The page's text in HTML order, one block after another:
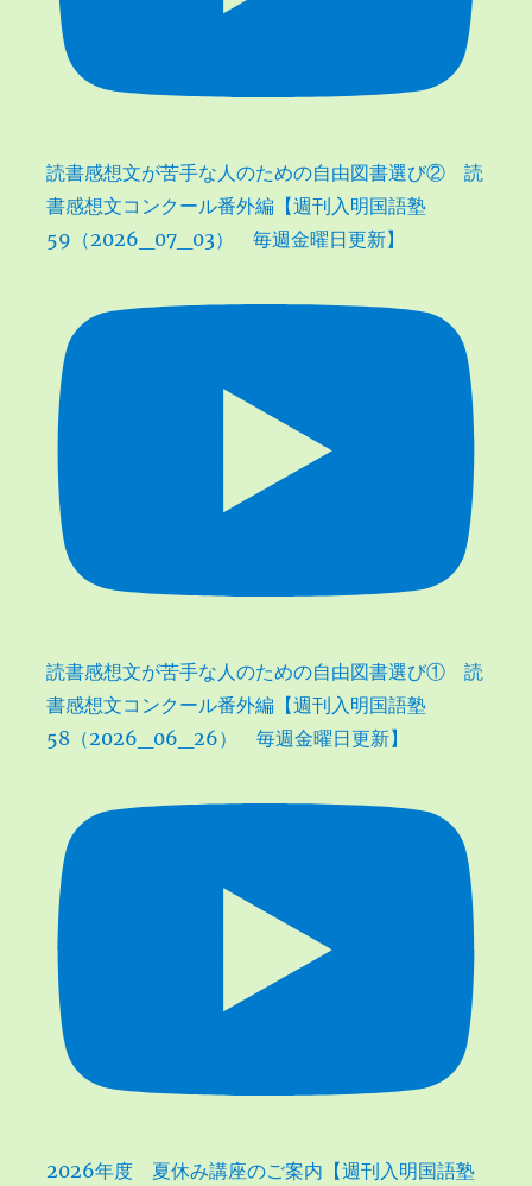
読書感想文が苦手な人のための自由図書選び② 読
書感想文コンクール番外編【週刊入明国語塾
59（2026_07_03） 毎週金曜日更新】
読書感想文が苦手な人のための自由図書選び① 読
書感想文コンクール番外編【週刊入明国語塾
58（2026_06_26） 毎週金曜日更新】
2026年度 夏休み講座のご案内【週刊入明国語塾